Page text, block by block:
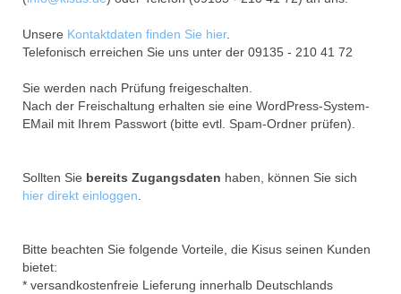
Unsere Kontaktdaten finden Sie hier.
Telefonisch erreichen Sie uns unter der 09135 - 210 41 72
Sie werden nach Prüfung freigeschalten.
Nach der Freischaltung erhalten sie eine WordPress-System-
EMail mit Ihrem Passwort (bitte evtl. Spam-Ordner prüfen).
Sollten Sie bereits Zugangsdaten haben, können Sie sich
hier direkt einloggen
Bitte beachten Sie folgende Vorteile, die Kisus seinen Kunden
bietet:
* versandkostenfreie Lieferung innerhalb Deutschlands